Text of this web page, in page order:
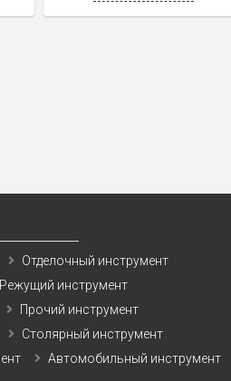
Отделочный инструмент
Режущий инструмент
Прочий инструмент
Столярный инструмент
Автомобильный инструмент